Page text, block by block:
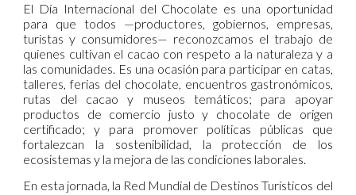
El Día Internacional del Chocolate es una oportunidad
para que todos —productores, gobiernos, empresas,
turistas y consumidores— reconozcamos el trabajo de
quienes cultivan el cacao con respeto a la naturaleza y a
las comunidades. Es una ocasión para participar en catas,
talleres, ferias del chocolate, encuentros gastronómicos,
rutas del cacao y museos temáticos; para apoyar
productos de comercio justo y chocolate de origen
certificado; y para promover políticas públicas que
fortalezcan la sostenibilidad, la protección de los
ecosistemas y la mejora de las condiciones laborales.
En esta jornada, la Red Mundial de Destinos Turísticos del